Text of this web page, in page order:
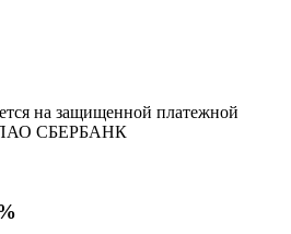
на защищенной платежной
ПАО СБЕРБАНК